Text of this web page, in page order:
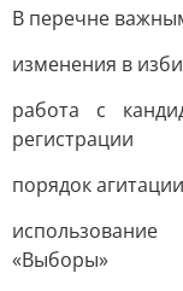
В перечне
изменения в
работа с
регистрации
порядок агитации
«Выборы»